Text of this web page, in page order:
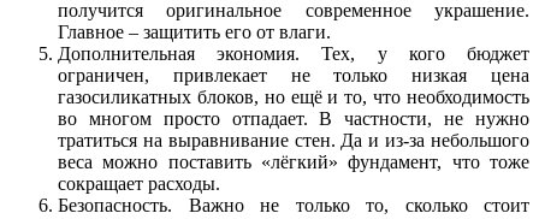
получится оригинальное современное украшение.
Главное – защитить его от влаги.
Дополнительная экономия. Тех, у кого бюджет
ограничен, привлекает не только низкая цена
газосиликатных блоков, но ещё и то, что необходимость
во многом просто отпадает. В частности, не нужно
тратиться на выравнивание стен. Да и из-за небольшого
веса можно поставить «лёгкий» фундамент, что тоже
сокращает расходы.
Безопасность. Важно не только то, сколько стоит